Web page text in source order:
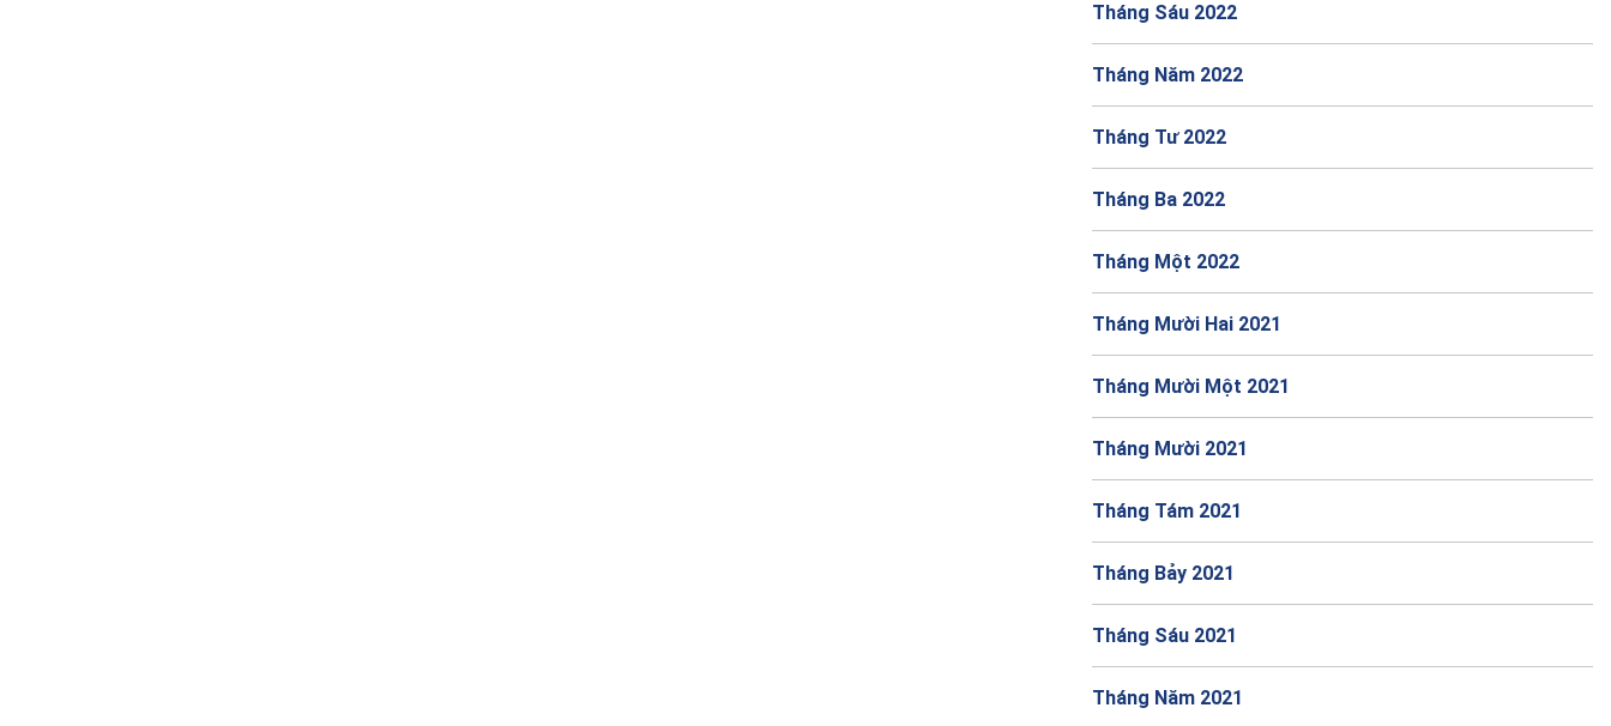
Tháng Sáu 2022
Tháng Năm 2022
Tháng Tư 2022
Tháng Ba 2022
Tháng Một 2022
Tháng Mười Hai 2021
Tháng Mười Một 2021
Tháng Mười 2021
Tháng Tám 2021
Tháng Bảy 2021
Tháng Sáu 2021
Tháng Năm 2021